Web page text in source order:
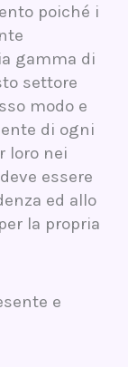
poiché i
gamma di
settore
modo e
di ogni
loro nei
essere
ed allo
la propria
e